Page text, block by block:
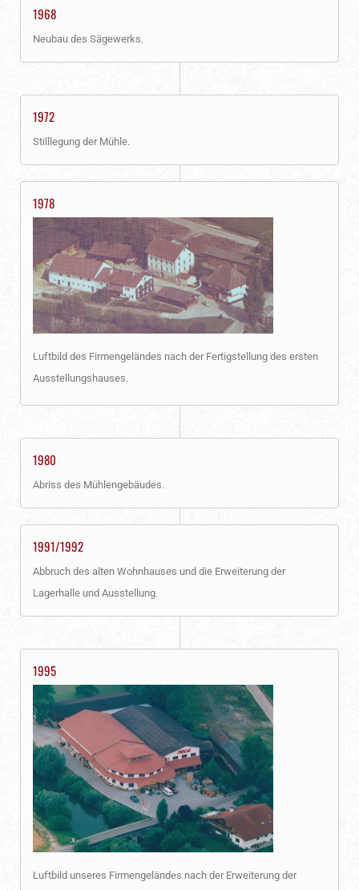
1968
Neubau des Sägewerks.
1972
Stilllegung der Mühle.
1978
Luftbild des Firmengeländes nach der Fertigstellung des ersten
Ausstellungshauses.
1980
Abriss des Mühlengebäudes.
1991/1992
Abbruch des alten Wohnhauses und die Erweiterung der
Lagerhalle und Ausstellung.
1995
Luftbild unseres Firmengeländes nach der Erweiterung der